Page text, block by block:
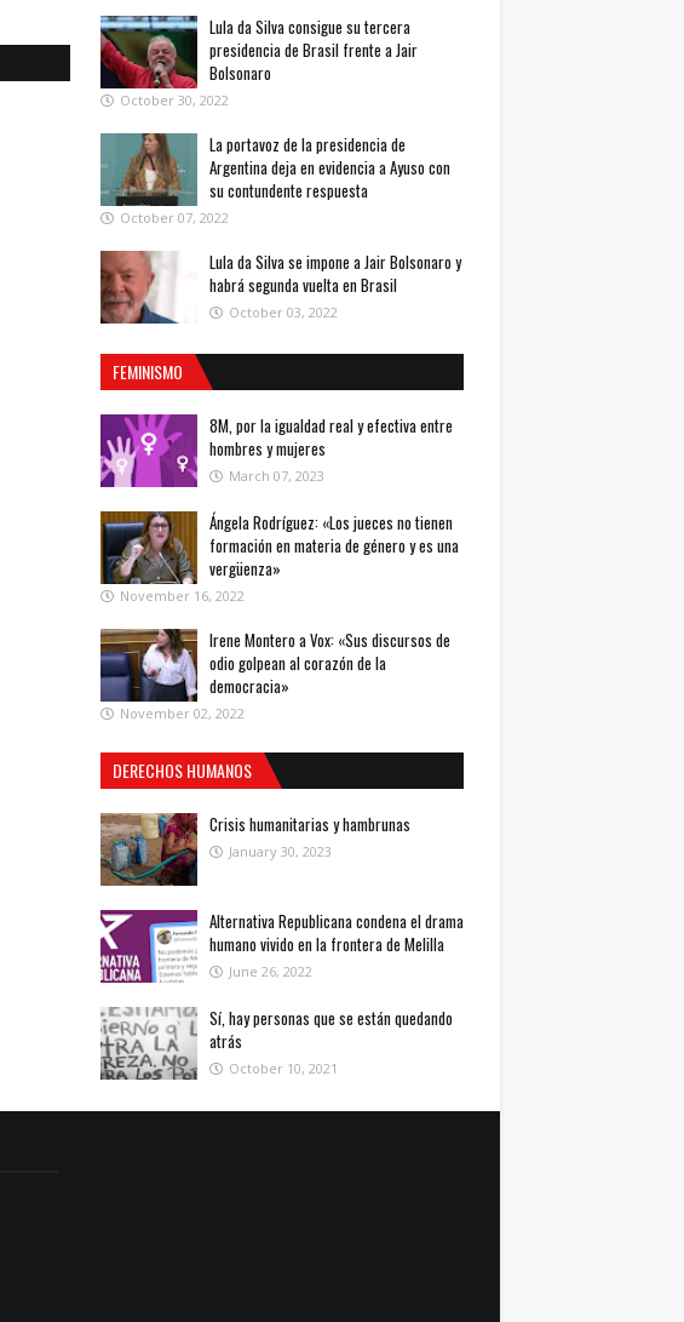
Lula da Silva consigue su tercera
presidencia de Brasil frente a Jair
Bolsonaro
October 30, 2022
La portavoz de la presidencia de
Argentina deja en evidencia a Ayuso con
su contundente respuesta
October 07, 2022
Lula da Silva se impone a Jair Bolsonaro y
habrá segunda vuelta en Brasil
October 03, 2022
FEMINISMO
8M, por la igualdad real y efectiva entre
hombres y mujeres
March 07, 2023
Ángela Rodríguez: «Los jueces no tienen
formación en materia de género y es una
vergüenza»
November 16, 2022
Irene Montero a Vox: «Sus discursos de
odio golpean al corazón de la
democracia»
November 02, 2022
DERECHOS HUMANOS
Crisis humanitarias y hambrunas
January 30, 2023
Alternativa Republicana condena el drama
humano vivido en la frontera de Melilla
June 26, 2022
Sí, hay personas que se están quedando
atrás
October 10, 2021